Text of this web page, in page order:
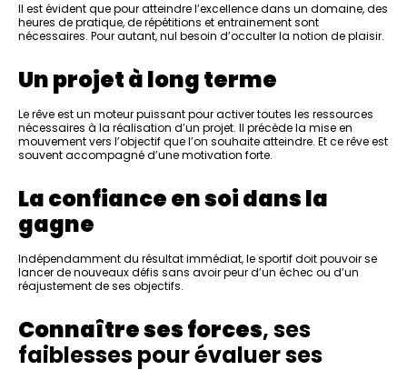
Il est évident que pour atteindre l’excellence dans un domaine, des
heures de pratique, de répétitions et entrainement sont
nécessaires. Pour autant, nul besoin d’occulter la notion de plaisir.
Un projet à long terme
Le rêve est un moteur puissant pour activer toutes les ressources
nécessaires à la réalisation d’un projet. Il précède la mise en
mouvement vers l’objectif que l’on souhaite atteindre. Et ce rêve est
souvent accompagné d’une motivation forte.
La confiance en soi dans la
gagne
Indépendamment du résultat immédiat, le sportif doit pouvoir se
lancer de nouveaux défis sans avoir peur d’un échec ou d’un
réajustement de ses objectifs.
Connaître ses forces, ses
faiblesses pour évaluer ses